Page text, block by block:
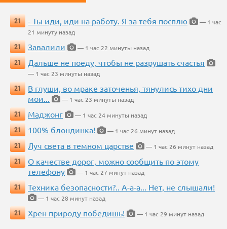
21 - Ты иди, иди на работу. Я за тебя посплю
— 1 час
21 минуту назад
21
Завалили
— 1 час 22 минуты назад
21
Дальше не поеду, чтобы не разрушать счастья
— 1 час 23 минуты назад
21
В глуши, во мраке заточенья, тянулись тихо дни
мои...
— 1 час 23 минуты назад
21
Маджонг
— 1 час 24 минуты назад
21
100% блондинка!
— 1 час 26 минут назад
21
Луч света в темном царстве
— 1 час 26 минут назад
21
О качестве дорог, можно сообщить по этому
телефону
— 1 час 27 минут назад
21
Техника безопасности?.. А-а-а... Нет, не слышали!
— 1 час 28 минут назад
21
Хрен природу победишь! — 1 час 29 минут назад